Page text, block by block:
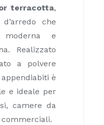
terracotta,
che
moderna e
Realizzato
a polvere
è
e ideale per
camere da